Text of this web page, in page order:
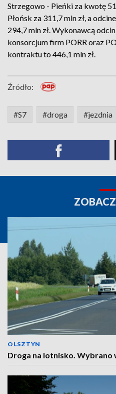
Strzegowo - Pieńki za kwotę
Płońsk za 311,7 mln zł, a
294,7 mln zł. Wykonawcą
konsorcjum firm PORR oraz
kontraktu to 446,1 mln zł.
Źródło:
#S7 #droga #jezdnia
OLSZTYN
Droga na lotnisko.